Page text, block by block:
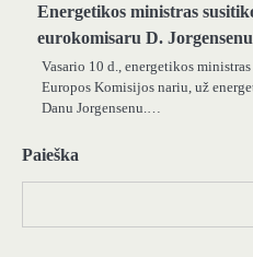
Energetikos ministras
eurokomisaru D. Jorgensenu
Vasario 10 d., energetikos
Europos Komisijos nariu, už
Danu Jorgensenu.…
Paieška